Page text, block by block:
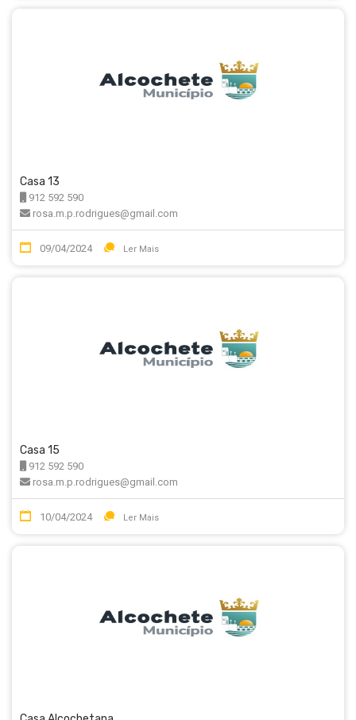
Casa 13
912 592 590
rosa.m.p.rodrigues@gmail.com
09/04/2024 Ler Mais
Casa 15
912 592 590
rosa.m.p.rodrigues@gmail.com
10/04/2024 Ler Mais